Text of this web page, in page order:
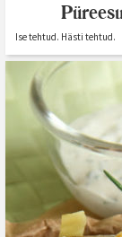
Ise tehtud. Hästi tehtud.